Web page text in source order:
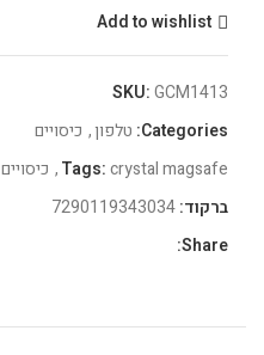
Add to wishlist
SKU:GCM1413
Categories: טלפון, כיסויים
Tags:crystal magsafe
, כיסויים
ברקוד:
Share: